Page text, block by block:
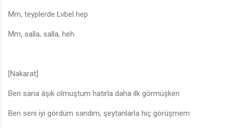
Mm, teyplerde Lvbel hep
Mm, salla, salla, heh
[Nakarat]
Ben sana âşık olmuştum hatırla daha ilk görmüşken
Ben seni iyi gördüm sandım, şeytanlarla hiç görüşmem